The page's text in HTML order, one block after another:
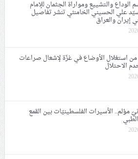
الوداع والتشييع ومواراة الجثمان للإمام
علي الحسيني الخامنئي تنشر تفاصيل
إيران والعراق
استغلال الأوضاع في غزّة لإشعال صراعات
الاحتلال
مؤلم.. الأسيرات الفلسطينيّات بين القمع